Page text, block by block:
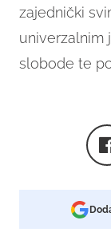
zajednički
univerzalnim
slobode te